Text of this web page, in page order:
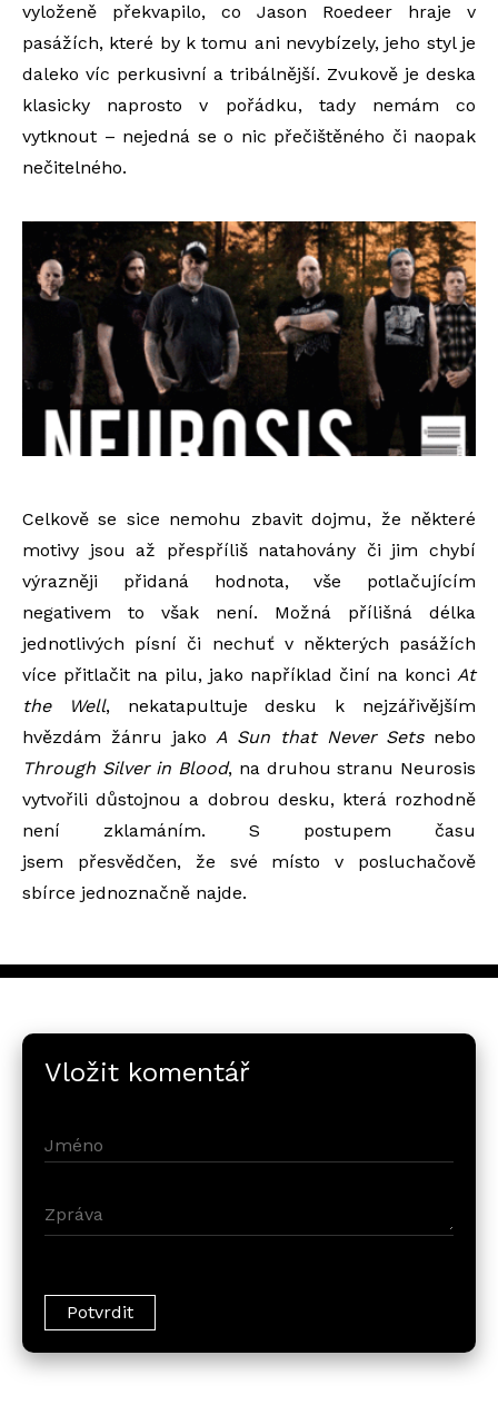
vyloženě překvapilo, co Jason Roedeer hraje v
pasážích, které by k tomu ani nevybízely, jeho styl je
daleko víc perkusivní a tribálnější. Zvukově je deska
klasicky naprosto v pořádku, tady nemám co
vytknout – nejedná se o nic přečištěného či naopak
nečitelného.
Celkově se sice nemohu zbavit dojmu, že některé
motivy jsou až přespříliš natahovány či jim chybí
výrazněji přidaná hodnota, vše potlačujícím
negativem to
však není. Možná přílišná délka
jednotlivých písní či nechuť v některých pasážích
více přitlačit na pilu, jako například činí na konci At
the Well, nekatapultuje desku k nejzářivějším
hvězdám žánru jakoA Sun that Never Setsnebo
Through Silver in Blood, na druhou stranu Neurosis
vytvořili důstojnou a dobrou desku, která rozhodně
není zklamáním. S postupem času
jsem
přesvědčen, že své místo v posluchačově
sbírce jednoznačně najde.
Vložit komentář